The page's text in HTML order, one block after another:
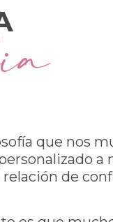
que nos
a
de